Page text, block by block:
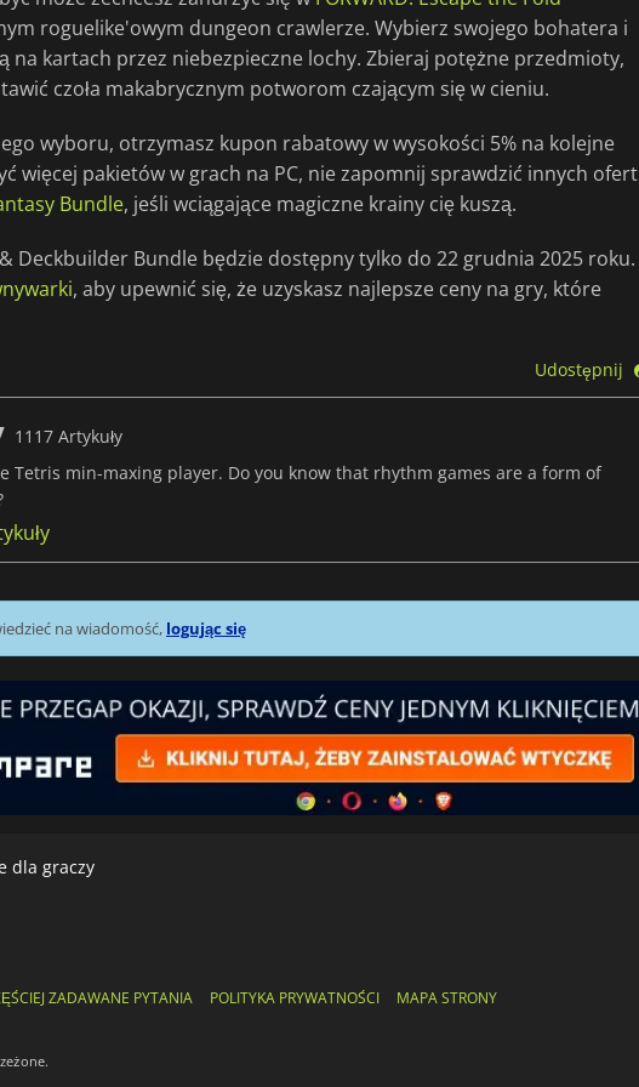
roguelike'owym dungeon crawlerze. Wybierz swojego bohatera i
na kartach przez niebezpieczne lochy. Zbieraj potężne przedmioty,
czoła makabrycznym potworom czającym się w cieniu.
wyboru, otrzymasz kupon rabatowy w wysokości 5% na kolejne
więcej pakietów w grach na PC, nie zapomnij sprawdzić innych ofert
Bundle, jeśli wciągające magiczne krainy cię kuszą.
Deckbuilder Bundle będzie dostępny tylko do 22 grudnia 2025 roku.
, aby upewnić się, że uzyskasz najlepsze ceny na gry, które
Udostępnij
1117 Artykuły
Tetris min-maxing player. Do you know that rhythm games are a form of
na wiadomość, logując się
dla graczy
ZADAWANE PYTANIA POLITYKA PRYWATNOŚCI
MAPA STRONY